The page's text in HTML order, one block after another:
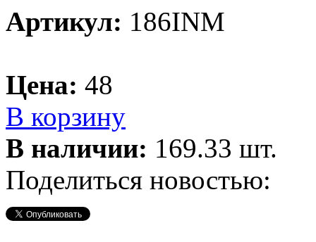
Артикул: 186INM
Цена: 48
В корзину
В наличии: 169.33 шт.
Поделиться новостью: